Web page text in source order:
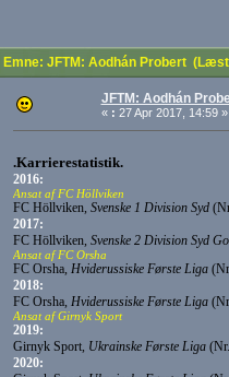
Emne: JFTM: Aodhán Probert
JFTM: Aodhán
« : 27 Apr 2017, 14:59 »
.Karrierestatistik.
2016:
Ansat af FC Höllviken
FC Höllviken, Svenske 1 Division Syd
2017:
FC Höllviken, Svenske 2 Division Syd
Ansat af FC Orsha
FC Orsha, Hviderussiske Første Liga
2018:
FC Orsha, Hviderussiske Første Liga
Ansat af Girnyk Sport
2019:
Girnyk Sport, Ukrainske Første Liga
2020: